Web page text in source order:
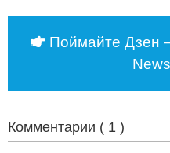
Поймайте Дзен
Комментарии ( 1 )